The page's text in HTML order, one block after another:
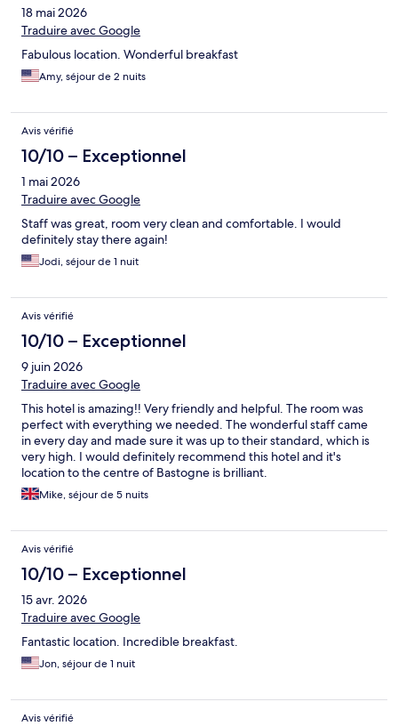
18 mai 2026
Traduire avec Google
Fabulous location. Wonderful breakfast
Amy, séjour de 2 nuits
Avis vérifié
10/10 – Exceptionnel
1 mai 2026
Traduire avec Google
Staff was great, room very clean and comfortable. I would
definitely stay there again!
Jodi, séjour de 1 nuit
Avis vérifié
10/10 – Exceptionnel
9 juin 2026
Traduire avec Google
This hotel is amazing!! Very friendly and helpful. The room was
perfect with everything we needed. The wonderful staff came
in every day and made sure it was up to their standard, which is
very high. I would definitely recommend this hotel and it's
location to the centre of Bastogne is brilliant.
Mike, séjour de 5 nuits
Avis vérifié
10/10 – Exceptionnel
15 avr. 2026
Traduire avec Google
Fantastic location. Incredible breakfast.
Jon, séjour de 1 nuit
Avis vérifié